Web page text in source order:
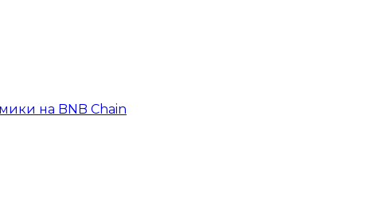
на BNB Chain